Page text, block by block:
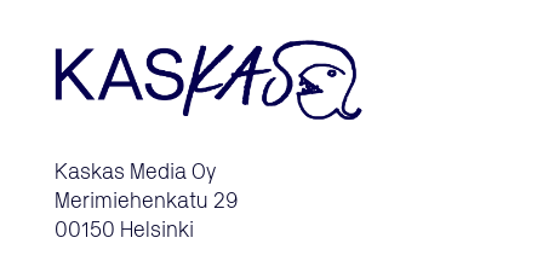
Kaskas Media Oy
Merimiehenkatu 29
00150 Helsinki